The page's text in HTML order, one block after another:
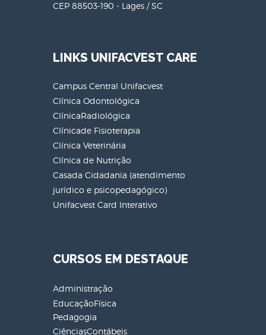
CEP 88503-190 - Lages / SC
LINKS UNIFACVEST CARE
Campus Central Unifacvest
Clínica Odontológica
ClínicaRadiológica
Clínicade Fisioterapia
Clínica Veterinária
Clínica de Nutrição
Casada Cidadania (atendimento
jurídico e psicopedagógico)
Unifacvest Card Interativo
CURSOS EM DESTAQUE
Administração
EducaçãoFísica
Pedagogia
CiênciasContábeis